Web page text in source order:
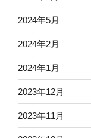
2024年5月
2024年2月
2024年1月
2023年12月
2023年11月